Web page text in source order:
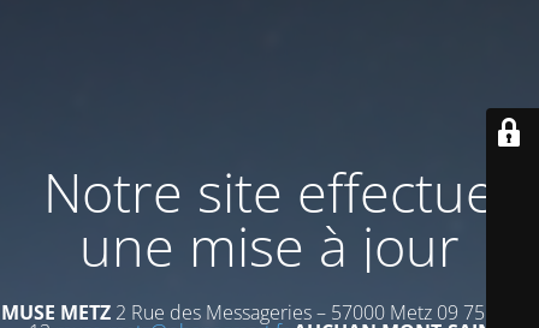
Notre site effectue
une mise à jour
MUSE METZ 2 Rue des Messageries – 57000 Metz 09 75 72 53